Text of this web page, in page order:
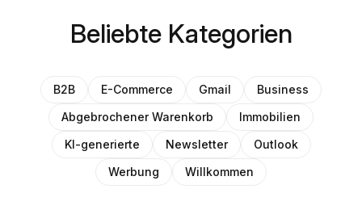
Beliebte Kategorien
B2B E-Commerce Gmail
Business
Abgebrochener Warenkorb
Immobilien
KI-generierte
Newsletter
Outlook
Werbung
Willkommen